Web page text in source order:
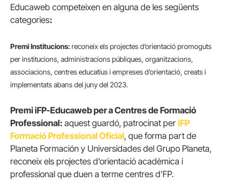
Educaweb competeixen en alguna de les següents
categories:
Premi Institucions:reconeix els projectes d’orientació promoguts
per institucions, administracions públiques, organitzacions,
associacions, centres educatius i empreses d’orientació, creats i
implementats abans del juny del 2023.
Premi iFP-Educaweb per a Centres de Formació
Professional: aquest guardó, patrocinat per iFP
Formació Professional Oficial, que forma part de
Planeta Formación y Universidades del Grupo Planeta,
reconeix els projectes d’orientació acadèmica i
professional que duen a terme centres d’FP.